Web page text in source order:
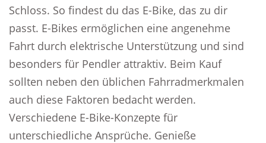
Schloss. So findest du das E-Bike, das zu dir
passt. E-Bikes ermöglichen eine angenehme
Fahrt durch elektrische Unterstützung und sind
besonders für Pendler attraktiv. Beim Kauf
sollten neben den üblichen Fahrradmerkmalen
auch diese Faktoren bedacht werden.
Verschiedene E-Bike-Konzepte für
unterschiedliche Ansprüche. Genieße